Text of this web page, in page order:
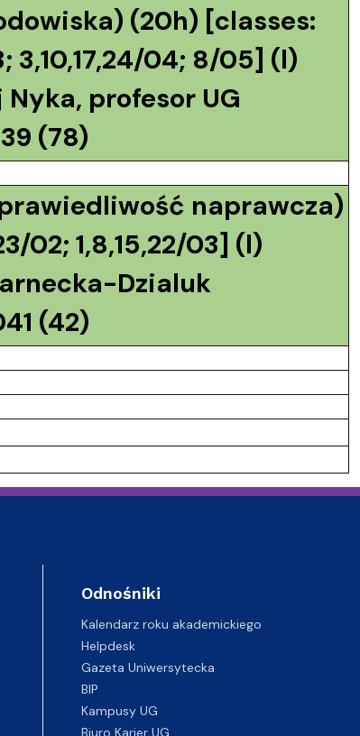
(20h) [classes:
3,10,17,24/04; 8/05] (l)
profesor UG
(78)
naprawcza)
02; 1,8,15,22/03] (l)
Dzialuk
(42)
Odnośniki
Kalendarz roku akademickiego
Helpdesk
Gazeta Uniwersytecka
BIP
Kampusy UG
Biuro Karier UG